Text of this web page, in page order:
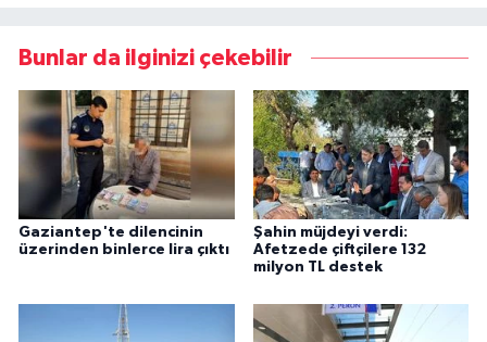
Bunlar da ilginizi çekebilir
Gaziantep'te dilencinin
üzerinden binlerce lira çıktı
Şahin müjdeyi verdi:
Afetzede çiftçilere 132
milyon TL destek